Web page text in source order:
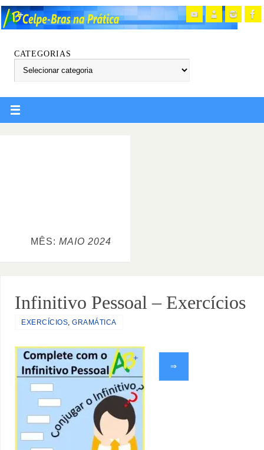
CATEGORIAS
MÊS: MAIO 2024
Infinitivo Pessoal – Exercícios
EXERCÍCIOS,GRAMÁTICA
⇒